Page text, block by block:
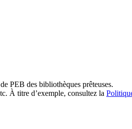
PEB des bibliothèques prêteuses.
À titre d’exemple, consultez la